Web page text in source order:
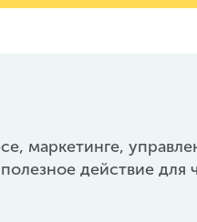
маркетинге,
действие